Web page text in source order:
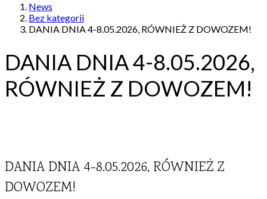
News
Bez kategorii
DANIA DNIA 4-8.05.2026, RÓWNIEŻ Z DOWOZEM!
DANIA DNIA 4-8.05.2026,
RÓWNIEŻ Z DOWOZEM!
DANIA DNIA 4-8.05.2026, RÓWNIEŻ Z
DOWOZEM!